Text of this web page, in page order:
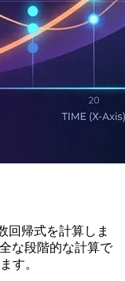
回帰式を計算しま
な段階的な計算で
す。